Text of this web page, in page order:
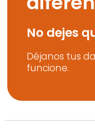
No dejes
Déjanos tus
funcione.